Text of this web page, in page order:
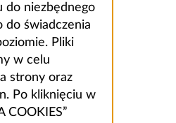
do niezbędnego
do świadczenia
Pliki
w celu
strony oraz
Po kliknięciu w
COOKIES”